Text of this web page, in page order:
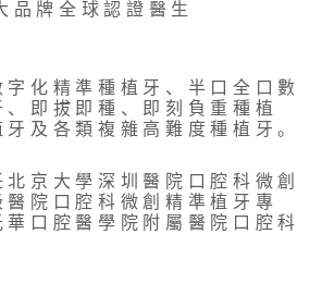
牌全球認證醫生
字化精準種植牙、半口全口數
、即拔即種、即刻負重種植
及各類複雜高難度種植牙。
北京大學深圳醫院口腔科微創
院口腔科微創精準植牙專
華口腔醫學院附屬醫院口腔科